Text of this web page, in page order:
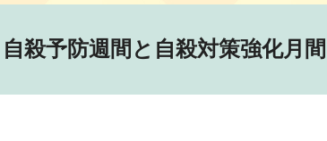
自殺予防週間と自殺対策強化月間